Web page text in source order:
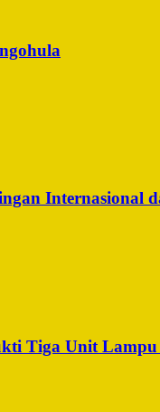
Internasional
Tiga Unit Lampu